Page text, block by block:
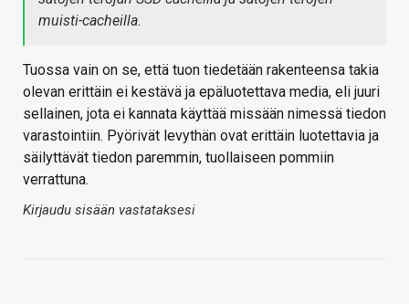
muisti-cacheilla.
Tuossa vain on se, että tuon tiedetään rakenteensa takia
olevan erittäin ei kestävä ja epäluotettava media, eli juuri
sellainen, jota ei kannata käyttää missään nimessä tiedon
varastointiin. Pyörivät levythän ovat erittäin luotettavia ja
säilyttävät tiedon paremmin, tuollaiseen pommiin
verrattuna.
Kirjaudu sisään vastataksesi